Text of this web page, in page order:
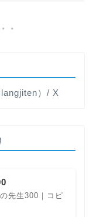
）/ X
先生300｜コピ